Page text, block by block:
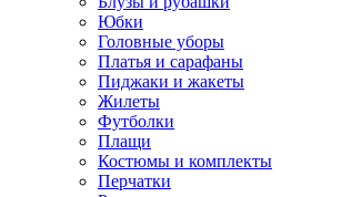
Юбки
Головные уборы
Платья и сарафаны
Пиджаки и жакеты
Жилеты
Футболки
Плащи
Костюмы и комплекты
Перчатки